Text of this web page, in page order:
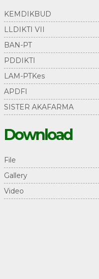
KEMDIKBUD
LLDIKTI VII
BAN-PT
PDDIKTI
LAM-PTKes
APDFI
SISTER AKAFARMA
Download
File
Gallery
Video